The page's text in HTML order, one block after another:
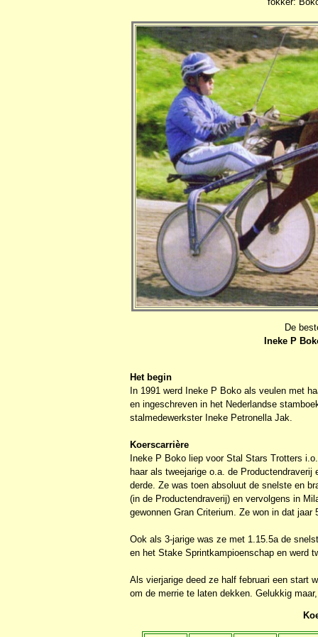
De
Ineke P
Het begin
In 1991 werd Ineke P Boko als veulen met
en ingeschreven in het Nederlandse
stalmedewerkster Ineke Petronella Jak.
Koerscarrière
Ineke P Boko liep voor Stal Stars Trotters
haar als tweejarige o.a. de
derde. Ze was toen absoluut de snelste en
(in de Productendraverij) en vervolgens in
gewonnen Gran Criterium. Ze won in dat jaar
Ook als 3-jarige was ze met 1.15.5a de
en het Stake Sprintkampioenschap en werd
Als vierjarige deed ze half februari een start
om de merrie te laten dekken. Gelukkig